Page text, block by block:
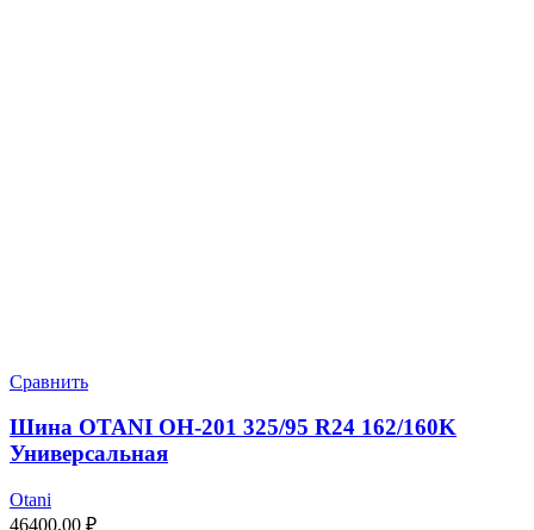
Сравнить
Шина OTANI OH-201 325/95 R24 162/160K
Универсальная
Otani
46400,00 ₽